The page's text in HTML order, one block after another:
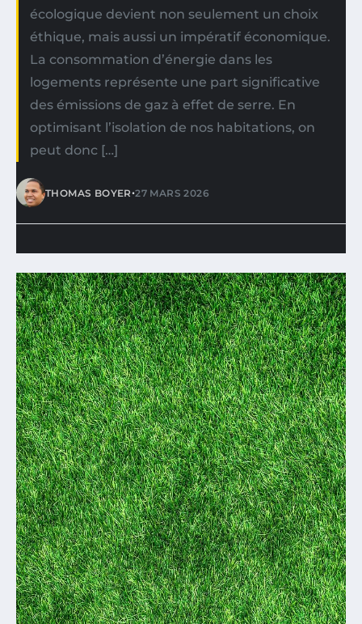
écologique devient non seulement un choix
éthique, mais aussi un impératif économique.
La consommation d’énergie dans les
logements représente une part significative
des émissions de gaz à effet de serre. En
optimisant l’isolation de nos habitations, on
peut donc […]
THOMAS BOYER•27 MARS 2026